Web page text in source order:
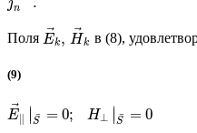
jn
Поля E⃗k, H⃗k в (8),
(9)
E⃗∥ ∣S¯ = 0; H⊥ ∣S¯ = 0